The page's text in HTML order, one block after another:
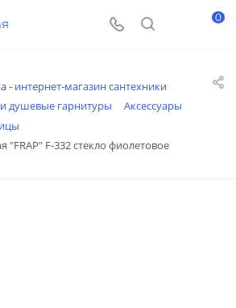
0
- интернет-магазин сантехники
душевые гарнитуры
Аксессуары
F-332 стекло фиолетовое